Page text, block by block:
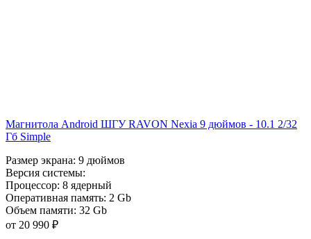
Магнитола Android ШГУ RAVON Nexia 9 дюймов - 10.1 2/32
Гб Simple
Размер экрана: 9 дюймов
Версия системы:
Процессор: 8 ядерный
Оперативная память: 2 Gb
Объем памяти: 32 Gb
от 20 990 ₽